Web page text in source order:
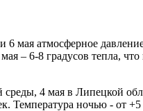
атмосферное
– 6-8 градусов тепла,
4 мая в Липецкой
ночью - от +5